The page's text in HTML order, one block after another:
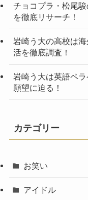
チョコプラ・松尾
を徹底リサーチ！
岩崎う大の高校は
活を徹底調査！
岩崎う大は英語ペ
願望に迫る！
カテゴリー
お笑い
アイドル